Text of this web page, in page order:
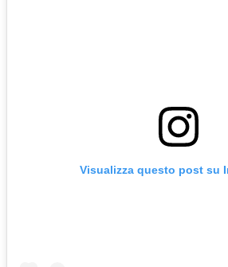
Visualizza questo post su